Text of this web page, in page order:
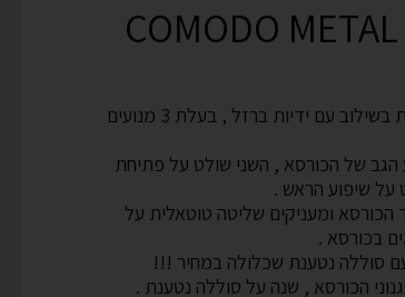
כורסא מפנקת ומעוצבת בשילוב עם ידיות ברזל , בעלת 3 מנועים
הגב של הכורסא , השני שולט על פתיחת
על שיפוע הראש .
ומעניקים שליטה טוטאלית על
בכורסא .
סוללה נטענת שכלולה במחיר !!!